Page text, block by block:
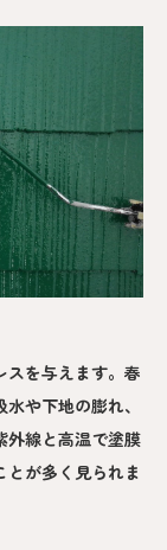
スを与えます。春
や下地の膨れ、
外線と高温で塗膜
とが多く見られま